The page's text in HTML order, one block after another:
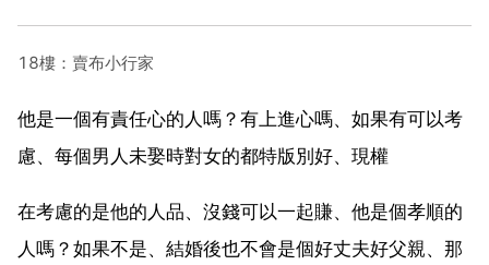
18樓：賣布小行家
他是一個有責任心的人嗎？有上進心嗎、如果有可以考
慮、每個男人未娶時對女的都特版別好、現權
在考慮的是他的人品、沒錢可以一起賺、他是個孝順的
人嗎？如果不是、結婚後也不會是個好丈夫好父親、那